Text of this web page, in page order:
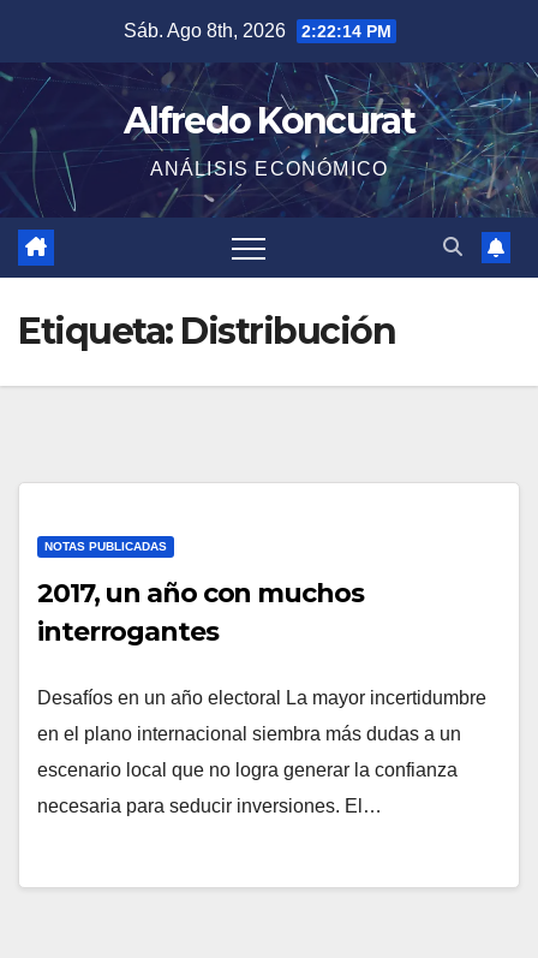
contenido
Sáb. Ago 8th, 2026 2:22:14 PM
Alfredo Koncurat
ANÁLISIS ECONÓMICO
Etiqueta: Distribución
NOTAS PUBLICADAS
2017, un año con muchos
interrogantes
Desafíos en un año electoral La mayor incertidumbre
en el plano internacional siembra más dudas a un
escenario local que no logra generar la confianza
necesaria para seducir inversiones. El…